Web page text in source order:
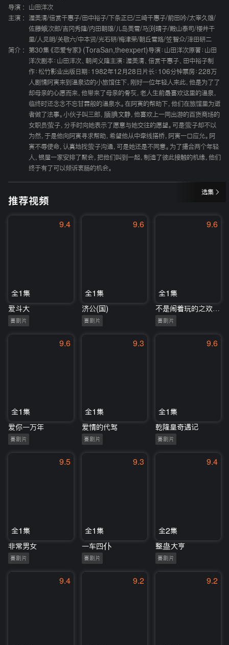
导演 :
山田洋次
主演 :
渥美清/倍赏千惠子/田中裕子/下条正巳/三崎千惠子/前田吟/太宰久雄/
佐藤蛾次郎/吉冈秀隆/内田朝雄/儿岛美雪/马渕晴子/殿山泰司/樱井千
里/人见明/关敬六/中本贤/光石研/梅津荣/朝丘雪路/笠智众/泽田研二
简介 :
第30集《恋爱专家》(ToraSan,theexpert)导演：山田洋次原著：山田
洋次剧本：山田洋次、朝间义隆主演：渥美清、倍赏千惠子、田中裕子制
作：松竹影业出版日期：1982年12月28日片长：106分钟票房：228万
人剧情阿寅来到温泉边的小旅馆住下，刚好一位年轻人来此，他是为了了
却母亲的心愿而来，他带来了母亲的骨灰，老人生前最喜欢这里的温泉，
临终时还念念不忘甘霖般的温泉水。在阿寅的帮助下，他们在旅馆里为逝
者做了法事。小伙子叫三郎，腼腆文静，他喜欢上一同出游的百货商场的
女职员萤子，分手时向她表示了愿意与她交往的愿望。可是萤子却不以
为然，于是他向阿寅寻求帮助，希望他从中牵线搭桥，阿寅一口应允。阿
寅不辱使命，认真地找萤子沟通，可是她还是不同意。为了撮合两个年轻
人，银屋一家安排了聚会，把他们叫到一起，制造了彼此接触的机缘，他们
终于有了可以倾诉衷肠的机会。
选集
推荐视频
9.4
全1集
爱斗大
喜剧片
9.6
全1集
济公(国)
喜剧片
9.6
全1集
喜剧片
9.6
全1集
爱你一万年
喜剧片
9.3
全1集
爱情的代驾
喜剧片
9.6
全1集
乾隆皇奇遇记
喜剧片
9.5
全1集
非常男女
喜剧片
9.3
全1集
一车四仆
喜剧片
9.4
全2集
整蛊大亨
喜剧片
9.4 9.2 9.2